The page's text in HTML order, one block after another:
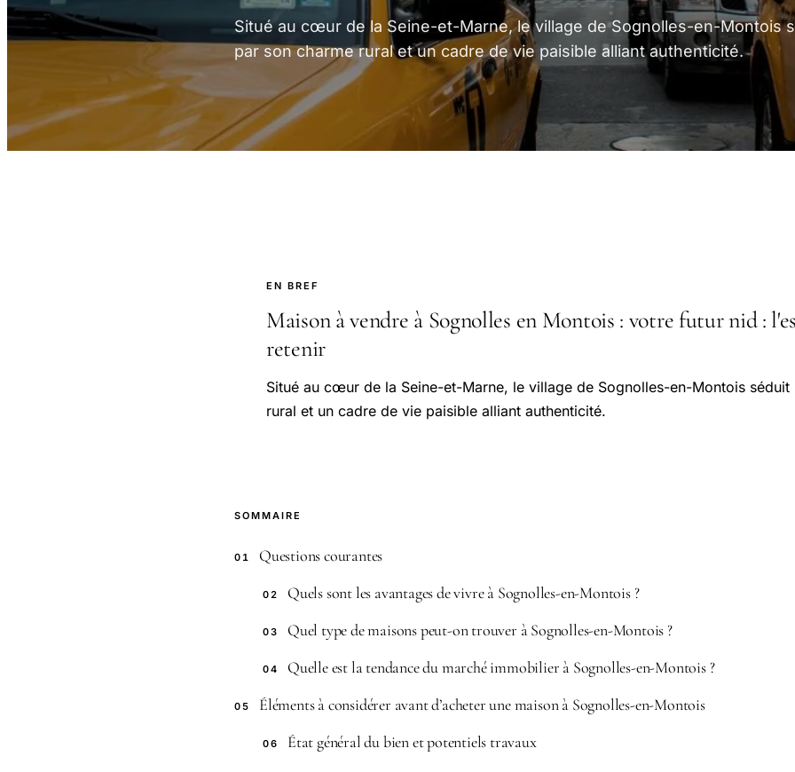
Situé au cœur de la Seine-et-Marne, le village de Sognolles-en-Montois
par son charme rural et un cadre de vie paisible alliant authenticité.
EN BREF
Maison à vendre à Sognolles en Montois : votre futur nid :
retenir
Situé au cœur de la Seine-et-Marne, le village de Sognolles-en-Montois séduit
rural et un cadre de vie paisible alliant authenticité.
SOMMAIRE
01 Questions courantes
02 Quels sont les avantages de vivre à Sognolles-en-Montois ?
03 Quel type de maisons peut-on trouver à Sognolles-en-Montois ?
04 Quelle est la tendance du marché immobilier à Sognolles-en-Montois ?
05 Éléments à considérer avant d’acheter une maison à Sognolles-en-Montois
06 État général du bien et potentiels travaux